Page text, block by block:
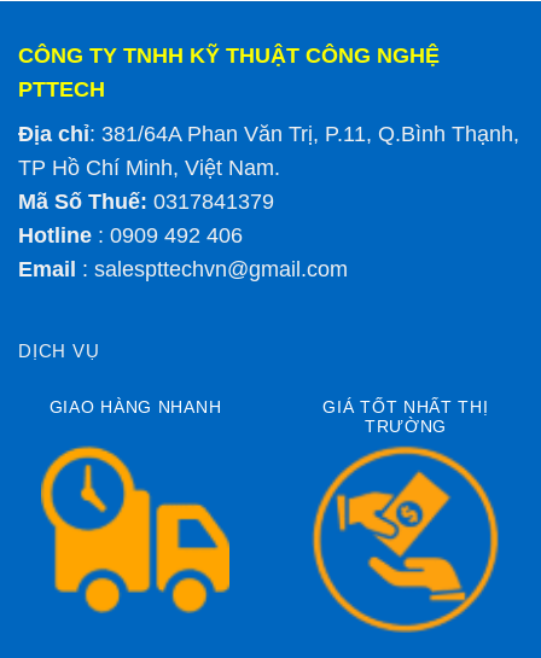
CÔNG TY TNHH KỸ THUẬT CÔNG NGHỆ
PTTECH
Địa chỉ: 381/64A Phan Văn Trị, P.11, Q.Bình Thạnh,
TP Hồ Chí Minh, Việt Nam.
Mã Số Thuế: 0317841379
Hotline : 0909 492 406
Email : salespttechvn@gmail.com
DỊCH VỤ
GIAO HÀNG NHANH
GIÁ TỐT NHẤT THỊ
TRƯỜNG